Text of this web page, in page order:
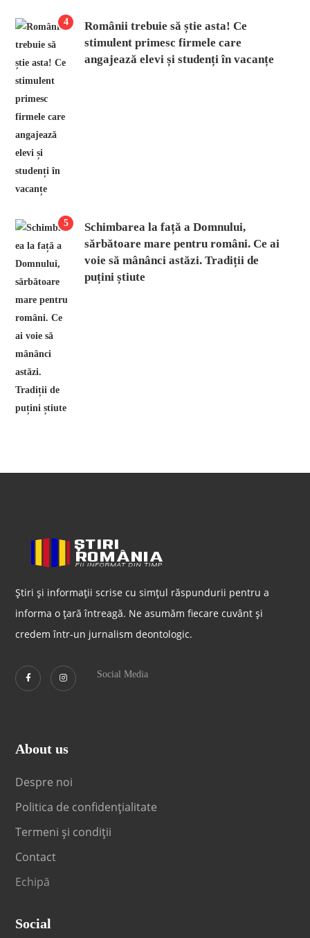
4
Românii trebuie să știe asta! Ce
stimulent primesc firmele care
angajează elevi și studenți în vacanțe
5
Schimbarea la față a Domnului,
sărbătoare mare pentru români. Ce ai
voie să mânânci astăzi. Tradiții de
puțini știute
Știri și informații scrise cu simțul răspundurii pentru a
informa o țară întreagă. Ne asumăm fiecare cuvânt și
credem într-un jurnalism deontologic.
Social Media
About us
Despre noi
Politica de confidențialitate
Termeni și condiții
Contact
Echipă
Social